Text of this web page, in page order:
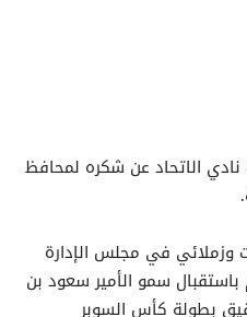
الاتحاد عن شكره لمحافظ
وزملائي في مجلس الإدارة
باستقبال سمو الأمير سعود بن
بطولة كأس السوبر